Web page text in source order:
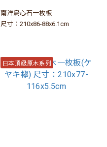
南洋烏心石一枚板
尺寸：210x86-88x6.1cm
日本頂級原木系列